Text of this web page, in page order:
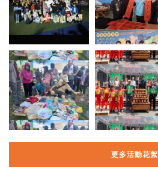
更多活動花絮